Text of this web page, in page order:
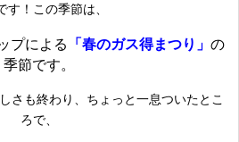
す！この季節は、
プによる 「春のガス得まつり」 の
季節です。
さも終わり、ちょっと一息ついたとこ
ろで、